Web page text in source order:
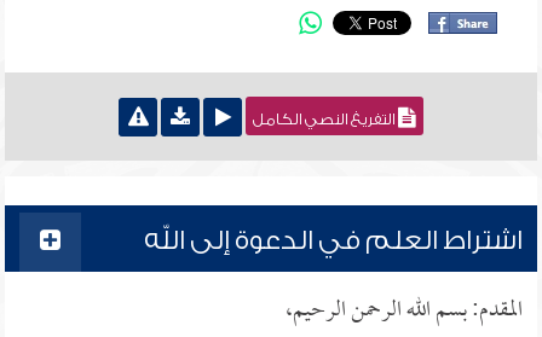
التفريغ النصي الكامل
اشتراط العلم في الدعوة إلى الله
المقدم: بسم الله الرحمن الرحيم،